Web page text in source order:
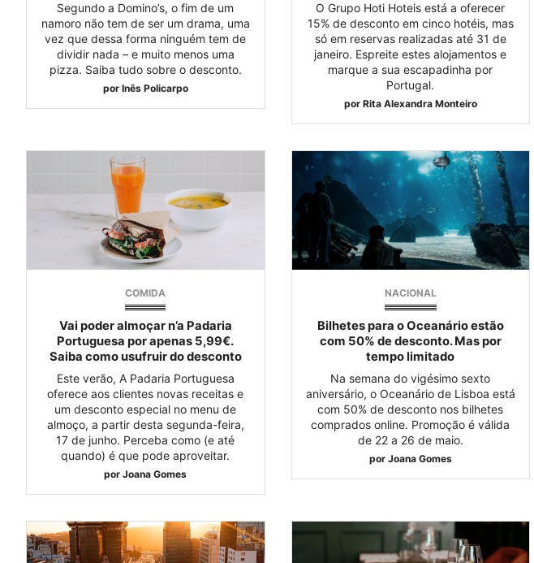
Segundo a Domino’s, o fim de um
namoro não tem de ser um drama, uma
vez que dessa forma ninguém tem de
dividir nada – e muito menos uma
pizza. Saiba tudo sobre o desconto.
por Inês Policarpo
O Grupo Hoti Hoteis está a oferecer
15% de desconto em cinco hotéis, mas
só em reservas realizadas até 31 de
janeiro. Espreite estes alojamentos e
marque a sua escapadinha por
Portugal.
por Rita Alexandra Monteiro
COMIDA
Vai poder almoçar n’a Padaria
Portuguesa por apenas 5,99€.
Saiba como usufruir do desconto
Este verão, A Padaria Portuguesa
oferece aos clientes novas receitas e
um desconto especial no menu de
almoço, a partir desta segunda-feira,
17 de junho. Perceba como (e até
quando) é que pode aproveitar.
por Joana Gomes
NACIONAL
Bilhetes para o Oceanário estão
com 50% de desconto. Mas por
tempo limitado
Na semana do vigésimo sexto
aniversário, o Oceanário de Lisboa está
com 50% de desconto nos bilhetes
comprados online. Promoção é válida
de 22 a 26 de maio.
por Joana Gomes